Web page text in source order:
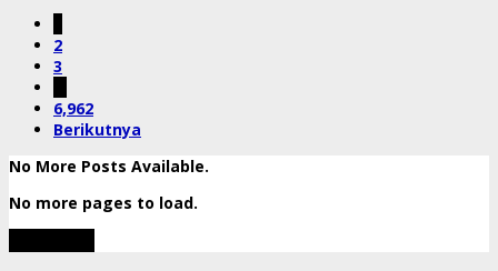
2
3
6,962
Berikutnya
No More Posts Available.
No more pages to load.